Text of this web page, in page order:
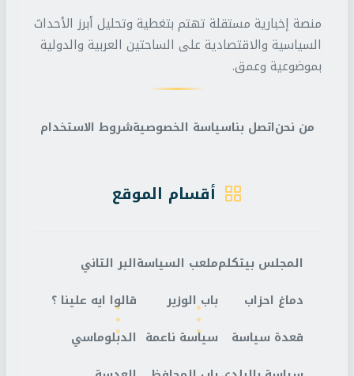
منصة إخبارية مستقلة تهتم بتغطية وتحليل أبرز الأحداث
السياسية والاقتصادية على الساحتين العربية والدولية
بموضوعية وعمق.
من نحناتصل بناسياسة الخصوصيةشروط الاستخدام
أقسام الموقع
المجلس بيتكلم
دماغ احزاب
قعدة سياسة
ملعب السياسة
باب الوزير
سياسة ناعمة
البر التاني
قالوا ايه علينا ؟
الدبلوماسي